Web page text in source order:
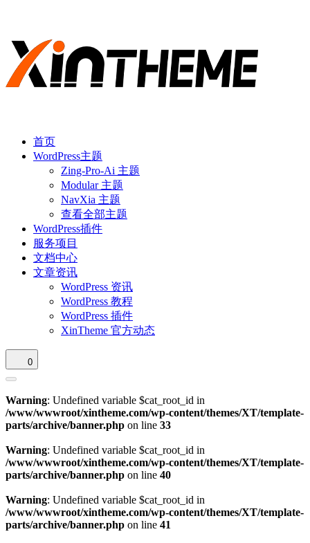
首页
WordPress主题
Zing-Pro-Ai 主题
Modular 主题
NavXia 主题
查看全部主题
WordPress插件
服务项目
文档中心
文章资讯
WordPress 资讯
WordPress 教程
WordPress 插件
XinTheme 官方动态
0
Warning: Undefined variable $cat_root_id in
/www/wwwroot/xintheme.com/wp-content/themes/XT/template-
parts/archive/banner.php on line 33
Warning: Undefined variable $cat_root_id in
/www/wwwroot/xintheme.com/wp-content/themes/XT/template-
parts/archive/banner.php on line 40
Warning: Undefined variable $cat_root_id in
/www/wwwroot/xintheme.com/wp-content/themes/XT/template-
parts/archive/banner.php on line 41